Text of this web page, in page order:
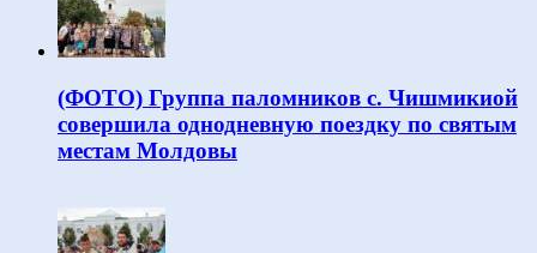
(ФОТО) Группа паломников с. Чишмикиой
совершила однодневную поездку по святым
местам Молдовы